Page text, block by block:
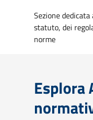
Sezione
statuto, dei
norme
Esplora